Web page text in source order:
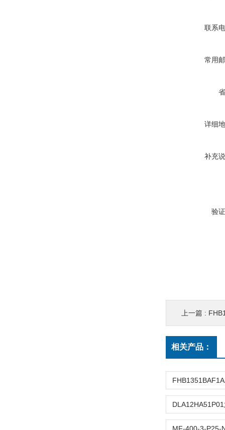
联系
常用
详细
补充
验
上一篇 :
相关产品：